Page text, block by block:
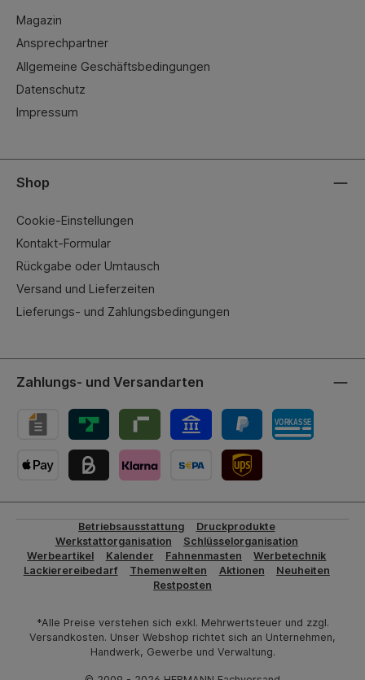
Magazin
Ansprechpartner
Allgemeine Geschäftsbedingungen
Datenschutz
Impressum
Shop
Cookie-Einstellungen
Kontakt-Formular
Rückgabe oder Umtausch
Versand und Lieferzeiten
Lieferungs- und Zahlungsbedingungen
Zahlungs- und Versandarten
Betriebsausstattung
Druckprodukte
Werkstattorganisation
Schlüsselorganisation
Werbeartikel
Kalender Fahnenmasten
Werbetechnik
Lackierereibedarf
Themenwelten Aktionen
Neuheiten
Restposten
*Alle Preise verstehen sich exkl. Mehrwertsteuer und zzgl.
Versandkosten. Unser Webshop richtet sich an Unternehmen,
Handwerk, Gewerbe und Verwaltung.